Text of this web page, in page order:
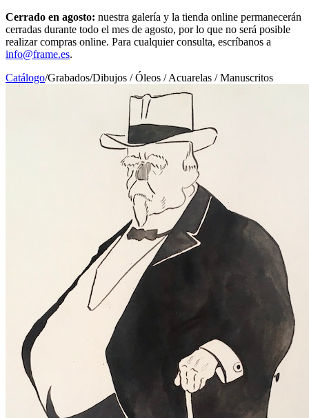
Cerrado en agosto: nuestra galería y la tienda online permanecerán
cerradas durante todo el mes de agosto, por lo que no será posible
realizar compras online. Para cualquier consulta, escríbanos a
info@frame.es.
Catálogo/Grabados/Dibujos / Óleos / Acuarelas / Manuscritos